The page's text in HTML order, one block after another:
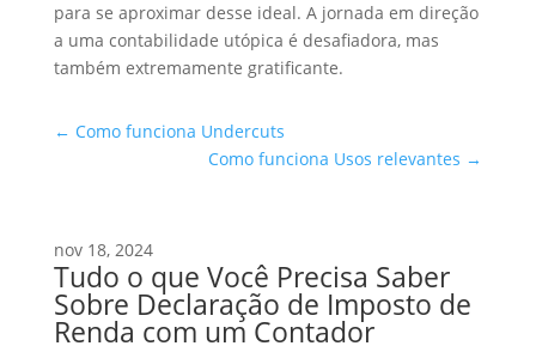
para se aproximar desse ideal. A jornada em direção
a uma contabilidade utópica é desafiadora, mas
também extremamente gratificante.
← Como funciona Undercuts
Como funciona Usos relevantes →
nov 18, 2024
Tudo o que Você Precisa Saber
Sobre Declaração de Imposto de
Renda com um Contador